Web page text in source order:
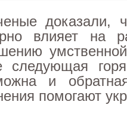
доказали,
влияет на
и
помогают